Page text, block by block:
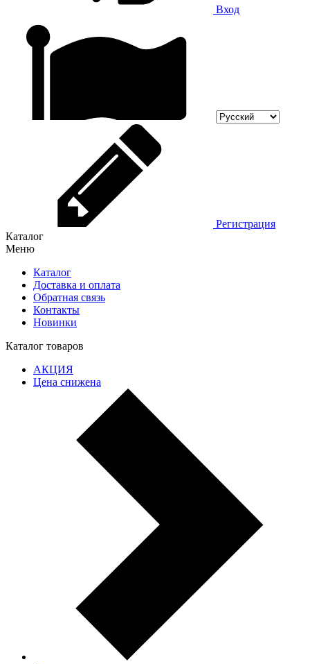
Вход
Регистрация
Каталог
Меню
Каталог
Доставка и оплата
Обратная связь
Контакты
Новинки
Каталог товаров
АКЦИЯ
Цена снижена